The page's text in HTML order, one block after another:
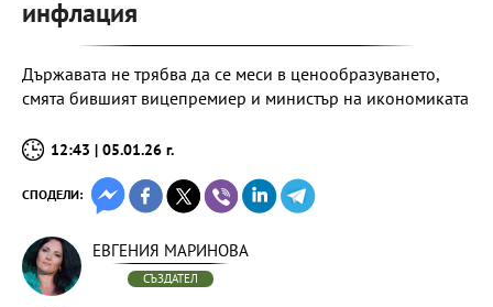
инфлация
Държавата не трябва да се меси в ценообразуването,
смята бившият вицепремиер и министър на икономиката
12:43 | 05.01.26 г.
СПОДЕЛИ:
ЕВГЕНИЯ МАРИНОВА
СЪЗДАТЕЛ